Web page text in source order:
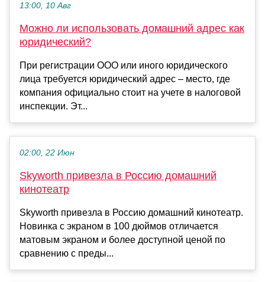
13:00, 10 Авг
Можно ли использовать домашний адрес как
юридический?
При регистрации ООО или иного юридического
лица требуется юридический адрес – место, где
компания официально стоит на учете в налоговой
инспекции. Эт...
02:00, 22 Июн
Skyworth привезла в Россию домашний
кинотеатр
Skyworth привезла в Россию домашний кинотеатр.
Новинка с экраном в 100 дюймов отличается
матовым экраном и более доступной ценой по
сравнению с преды...